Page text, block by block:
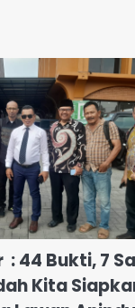
: 44 Bukti, 7
Kita